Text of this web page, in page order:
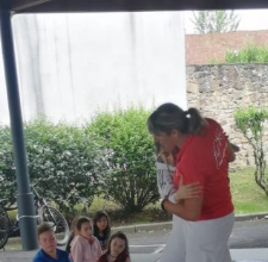
Historique 2017-2018
Historique 2016-2017
Historique 2015-2016